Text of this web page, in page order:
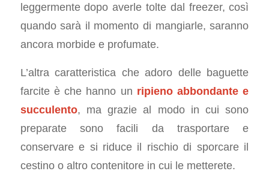
leggermente dopo averle tolte dal freezer, così
quando sarà il momento di mangiarle, saranno
ancora morbide e profumate.
L’altra caratteristica che adoro delle baguette
farcite è che hanno un ripieno abbondante e
succulento, ma grazie al modo in cui sono
preparate sono facili da trasportare e
conservare e si riduce il rischio di sporcare il
cestino o altro contenitore in cui le metterete.